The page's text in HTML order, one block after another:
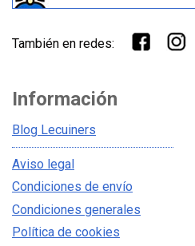
También en redes:
Información
Blog Lecuiners
Aviso legal
Condiciones de envío
Condiciones generales
Política de cookies